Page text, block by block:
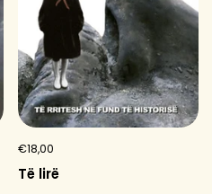
€18,00
Të lirë